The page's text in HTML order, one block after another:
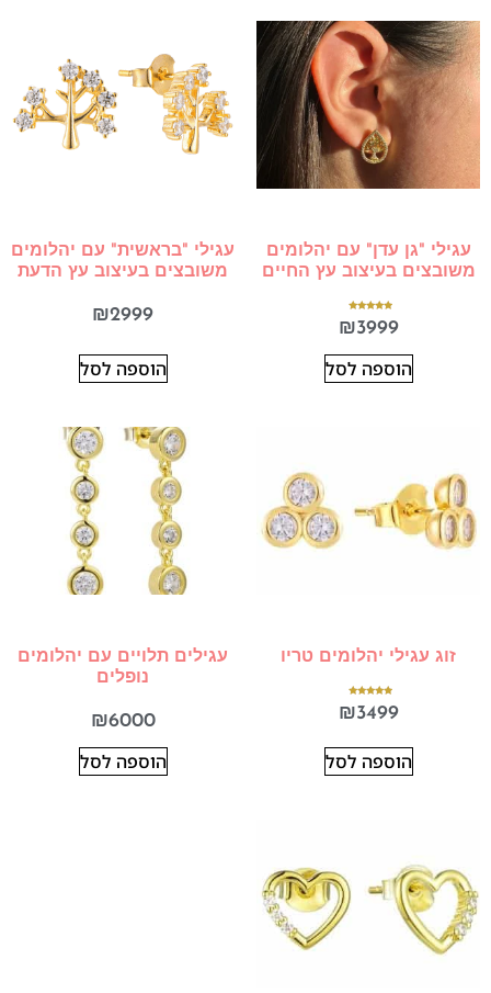
עגילי "גן עדן" עם יהלומים
משובצים בעיצוב עץ החיים
5.00
מתוך 5 ₪3999
הוספה לסל
עגילי "בראשית" עם יהלומים
משובצים בעיצוב עץ הדעת
₪2999
הוספה לסל
זוג עגילי יהלומים טריו
5.00
מתוך 5 ₪3499
הוספה לסל
עגילים תלויים עם יהלומים
נופלים
₪6000
הוספה לסל